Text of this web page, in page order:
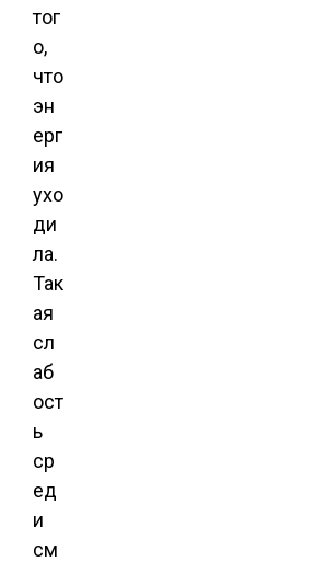
тог
о,
что
эн
ерг
ия
ухо
ди
ла.
Так
ая
сл
аб
ост
ь
ср
ед
и
см